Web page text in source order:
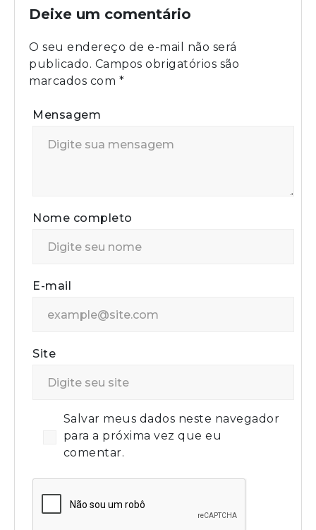
Deixe um comentário
O seu endereço de e-mail não será
publicado. Campos obrigatórios são
marcados com *
Mensagem
Nome completo
E-mail
Site
Salvar meus dados neste navegador
para a próxima vez que eu
comentar.